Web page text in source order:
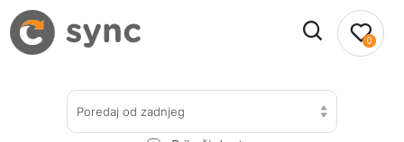
0
Poredaj od zadnjeg